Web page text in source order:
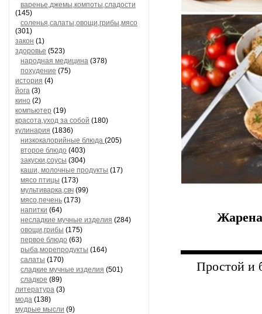
варенье,джемы,компоты,сладости
(145)
соленья,салаты,овощи,грибы,мясо
(301)
закон (1)
здоровье (523)
народная медицина (378)
похудение (75)
история (4)
йога (3)
кино (2)
компьютер (19)
красота,уход за собой (180)
кулинария (1836)
низкокалорийные блюда (205)
второе блюдо (403)
закуски,соусы (304)
каши, молочные продукты (17)
мясо птицы (173)
мультиварка,свч (99)
мясо,печень (173)
напитки (64)
несладкие мучные изделия (284)
овощи,грибы (175)
первое блюдо (63)
рыба,морепродукты (164)
салаты (170)
сладкие мучные изделия (501)
сладкое (89)
литература (3)
мода (138)
мудрые мысли (9)
Простой и